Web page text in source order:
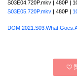
S03E04.720P.mkv | 480P |
S03E05.720P.mkv | 480P |